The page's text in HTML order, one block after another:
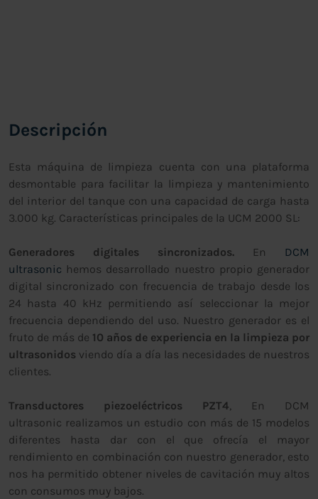
Descripción
Esta máquina de limpieza cuenta con una plataforma
desmontable para facilitar la limpieza y mantenimiento
del interior del tanque con una capacidad de carga hasta
3.000 kg. Características principales de la UCM 2000 SL:
Generadores digitales sincronizados. En
DCM
ultrasonic hemos desarrollado nuestro propio generador
digital sincronizado con frecuencia de trabajo desde los
24 hasta 40 kHz permitiendo así seleccionar la mejor
frecuencia dependiendo del uso. Nuestro generador es el
fruto de más de 10 años de experiencia en la limpieza por
ultrasonidos viendo día a día las necesidades de nuestros
clientes.
Transductores piezoeléctricos PZT4, En DCM
ultrasonic realizamos un estudio con más de 15 modelos
diferentes hasta dar con el que ofrecía el mayor
rendimiento en combinación con nuestro generador, esto
nos ha permitido obtener niveles de cavitación muy altos
con consumos muy bajos.